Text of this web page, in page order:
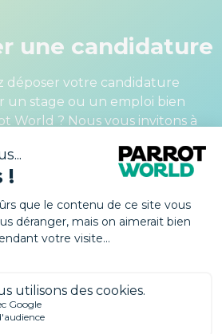
une candidature
déposer votre candidature
un stage ou un emploi bien
World ? Nous vous invitons à
SPONTANÉE